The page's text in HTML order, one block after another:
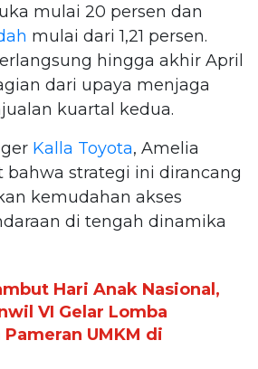
mulai 20 persen dan
mulai dari 1,21 persen.
hingga akhir April
dari upaya menjaga
kuartal kedua.
Kalla Toyota, Amelia
bahwa strategi ini dirancang
kemudahan akses
di tengah dinamika
Hari Anak Nasional,
VI Gelar Lomba
UMKM di